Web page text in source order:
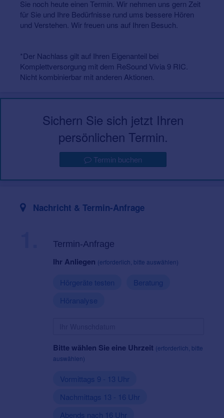
Sie noch heute einen Termin. Wir nehmen uns gern Zeit
für Sie und Ihre Bedürfnisse rund ums bessere Hören
und Verstehen. Wir freuen uns auf Ihren Besuch.
*Der Nachlass gilt auf Ihren Eigenanteil bei
Komplettversorgung mit dem ReSound Vivia 9 RIC.
Nicht kombinierbar mit anderen Aktionen.
Sichern Sie sich jetzt Ihren
persönlichen Termin.
Termin buchen
Nachricht & Termin-Anfrage
Termin-Anfrage
Ihr Anliegen (erforderlich, bitte auswählen)
Hörgeräte testen
Beratung
Höranalyse
Bitte wählen Sie eine Uhrzeit (erforderlich, bitte
auswählen)
Vormittags 9 - 13 Uhr
Nachmittags 13 - 16 Uhr
Abends nach 16 Uhr